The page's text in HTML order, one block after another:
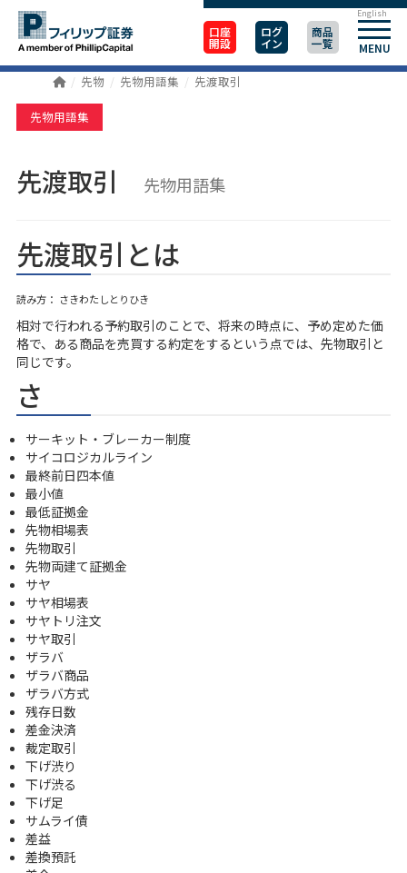
口座
開設
ログ
イン
商品
一覧 MENU
English
先物 先物用語集 先渡取引
先物用語集
先渡取引 先物用語集
先渡取引とは
読み方： さきわたしとりひき
相対で行われる予約取引のことで、将来の時点に、予め定めた価
格で、ある商品を売買する約定をするという点では、先物取引と
同じです。
さ
サーキット・ブレーカー制度
サイコロジカルライン
最終前日四本値
最小値
最低証拠金
先物相場表
先物取引
先物両建て証拠金
サヤ
サヤ相場表
サヤトリ注文
サヤ取引
ザラバ
ザラバ商品
ザラバ方式
残存日数
差金決済
裁定取引
下げ渋り
下げ渋る
下げ足
サムライ債
差益
差換預託